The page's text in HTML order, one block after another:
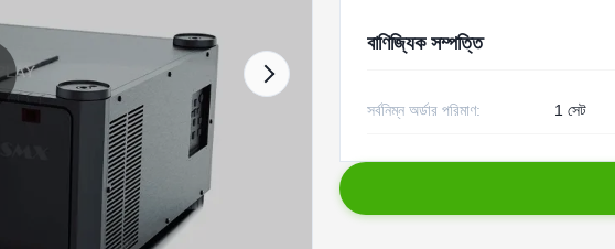
বাণিজ্যিক সম্পত্তি
সর্বনিম্ন অর্ডার পরিমাণ: 1 সেট